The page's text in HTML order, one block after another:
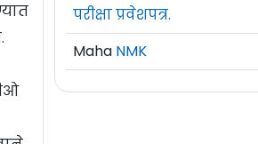
परीक्षा प्रवेशपत्र.
Maha NMK